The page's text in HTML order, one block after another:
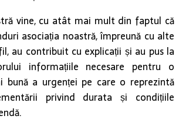
vine, cu atât mai mult din faptul că
asociația noastră, împreună cu alte
au contribuit cu explicații și au pus la
informațiile necesare pentru o
bună a urgenței pe care o reprezintă
privind durata și condițiile